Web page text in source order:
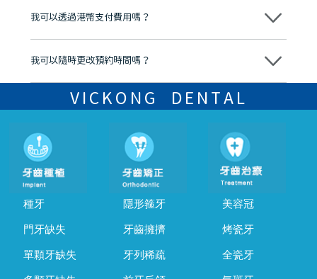
我可以透過港幣支付費用嗎？
可以。維港口腔會按照當日匯率轉算收取費用，而匯率會及時告知客人
我可以隨時更改預約時間嗎？
可以，請盡早通過wechat或whatsapp聯絡我們，告知我們你原本預約
的時間及資料，並且重新預約的日期及時段
VICKONG DENTAL
種牙
門牙缺失
單顆牙缺失
隱形箍牙
牙齒擁擠
牙列稀疏
美容冠
烤瓷牙
全瓷牙